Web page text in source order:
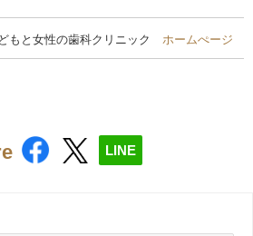
もと女性の歯科クリニック ホームぺージ
LINE